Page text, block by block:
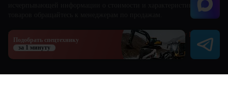
This site is protected by reCAPTCHA and the Google Privacy Policy
Terms of Serviceapply.
Подобрать спецтехнику
за 1 минуту